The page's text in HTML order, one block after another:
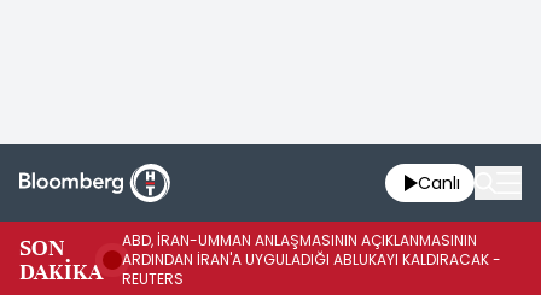
Canlı
SON
DAKİKA
ABD, İRAN-UMMAN ANLAŞMASININ AÇIKLANMASININ
ARDINDAN İRAN'A UYGULADIĞI ABLUKAYI KALDIRACAK -
REUTERS